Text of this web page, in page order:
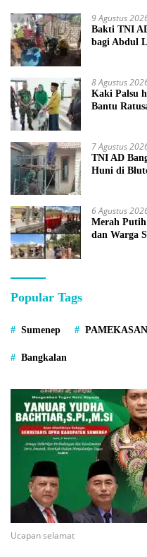
9 Agustus
Bakti TNI
bagi Abdul
8 Agustus
Kaki Palsu
Bantu
7 Agustus
TNI AD
Huni di
6 Agustus
Merah
dan Warga
Popular Tags
Sumenep PAMEKASAN
Bangkalan
Ucapan selamat